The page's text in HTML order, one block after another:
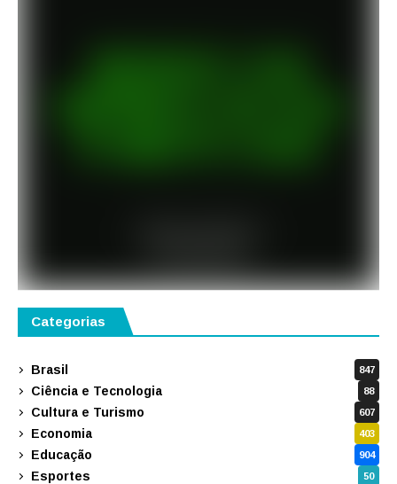
Categorias
Brasil 847
Ciência e Tecnologia 88
Cultura e Turismo 607
Economia 403
Educação 904
Esportes 50